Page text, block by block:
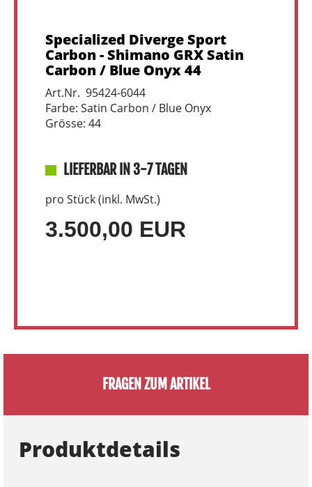
Specialized Diverge Sport
Carbon - Shimano GRX Satin
Carbon / Blue Onyx 44
Art.Nr. 95424-6044
Farbe: Satin Carbon / Blue Onyx
Grösse: 44
LIEFERBAR IN 3-7 TAGEN
pro Stück (inkl. MwSt.)
3.500,00 EUR
FRAGEN ZUM ARTIKEL
Produktdetails